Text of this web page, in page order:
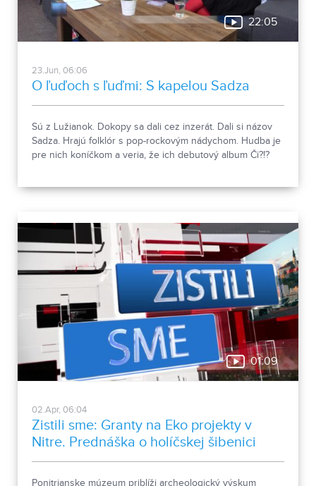
22:05
23.Jun, 06:06
O ľuďoch s ľuďmi: S kapelou Sadza
Sú z Lužianok. Dokopy sa dali cez inzerát. Dali si názov
Sadza. Hrajú folklór s pop-rockovým nádychom. Hudba je
pre nich koníčkom a veria, že ich debutový album Či?!?
01:09
02.Apr, 06:04
Zistili sme: Granty na Eko projekty v
Nitre. Prednáška o holíčskej šibenici
Ponitrianske múzeum priblíži archeologický výskum